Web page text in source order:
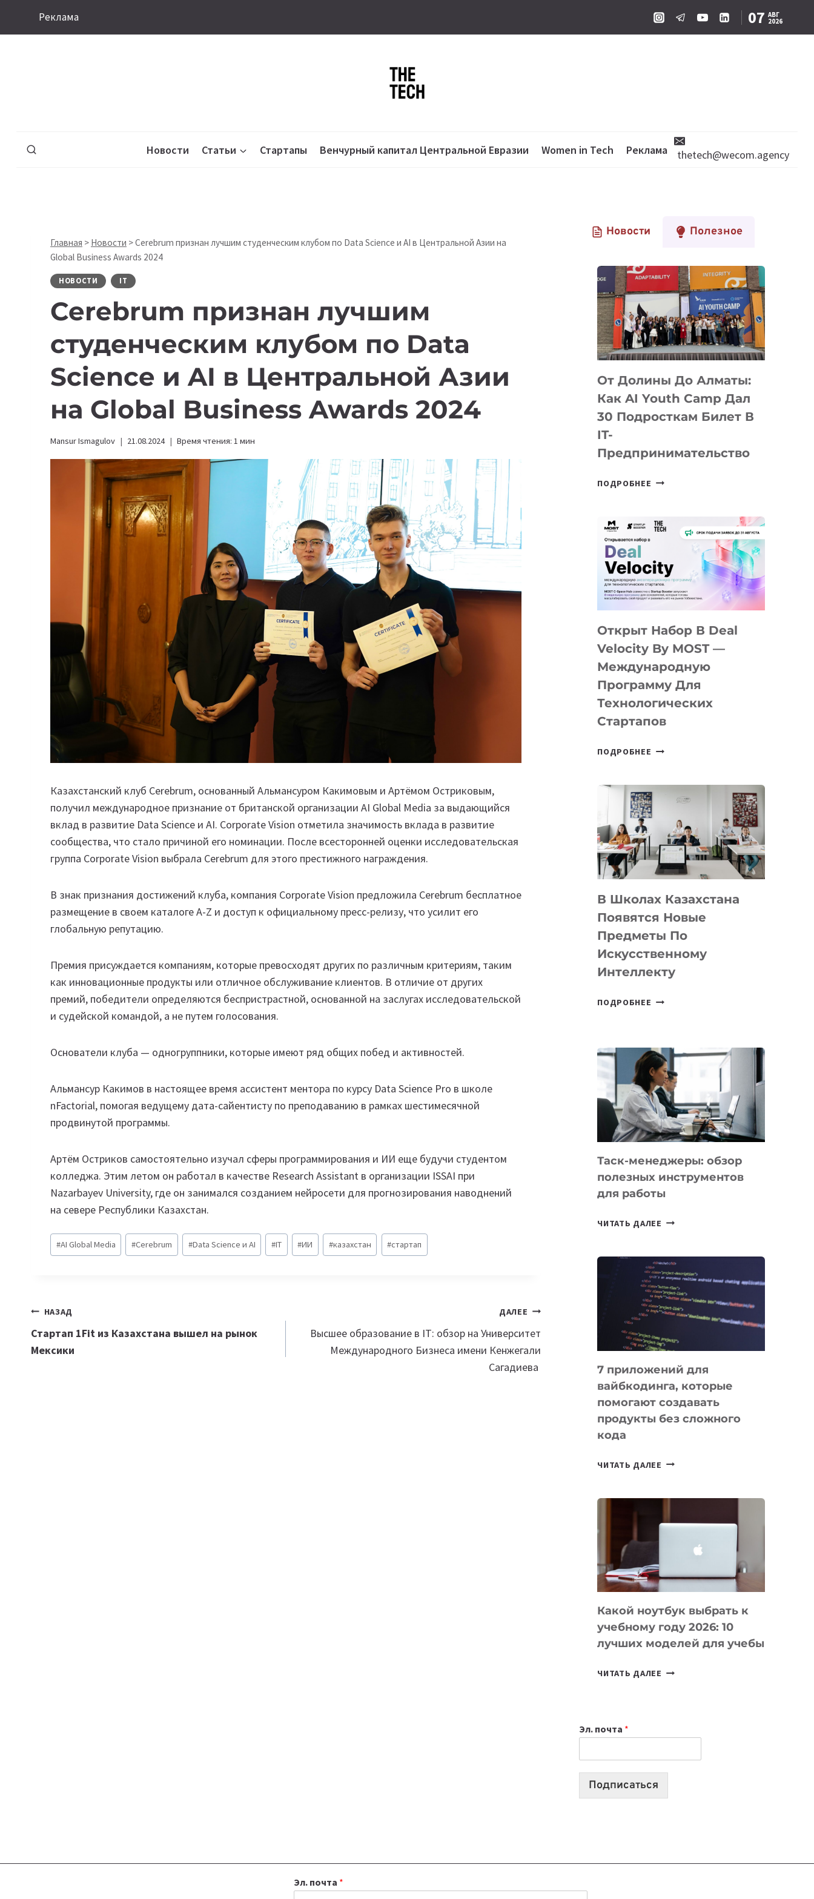
Реклама 07 АВГ
2026
Новости Статьи Стартапы Венчурный капитал Центральной Евразии Women in Tech Реклама thetech@wecom.agency
Главная > Новости >Cerebrum признан лучшим студенческим клубом по Data Science и AI в Центральной Азии на
Global Business Awards 2024
НОВОСТИ IT
Cerebrum признан лучшим
студенческим клубом по Data
Science и AI в Центральной Азии
на Global Business Awards 2024
Mansur Ismagulov 21.08.2024 Время чтения: 1 мин
Казахстанский клуб Cerebrum, основанный Альмансуром Какимовым и Артёмом Остриковым,
получил международное признание от британской организации AI Global Media за выдающийся
вклад в развитие Data Science и AI. Corporate Vision отметила значимость вклада в развитие
сообщества, что стало причиной его номинации. После всесторонней оценки исследовательская
группа Corporate Vision выбрала Cerebrum для этого престижного награждения.
В знак признания достижений клуба, компания Corporate Vision предложила Cerebrum бесплатное
размещение в своем каталоге A-Z и доступ к официальному пресс-релизу, что усилит его
глобальную репутацию.
Премия присуждается компаниям, которые превосходят других по различным критериям, таким
как инновационные продукты или отличное обслуживание клиентов. В отличие от других
премий, победители определяются беспристрастной, основанной на заслугах исследовательской
и судейской командой, а не путем голосования.
Основатели клуба — одногруппники, которые имеют ряд общих побед и активностей.
Альмансур Какимов в настоящее время ассистент ментора по курсу Data Science Pro в школе
nFactorial, помогая ведущему дата-сайентисту по преподаванию в рамках шестимесячной
продвинутой программы.
Артём Остриков самостоятельно изучал сферы программирования и ИИ еще будучи студентом
колледжа. Этим летом он работал в качестве Research Assistant в организации ISSAI при
Nazarbayev University, где он занимался созданием нейросети для прогнозирования наводнений
на севере Республики Казахстан.
Метки
записи:
#AI Global Media #Cerebrum #Data Science и AI #IT #ИИ #казахстан #стартап
Навигация
по
НАЗАД
Стартап 1Fit из Казахстана вышел на рынок
Мексики
ДАЛЕЕ
Высшее образование в IT: обзор на Университет
Международного Бизнеса имени Кенжегали
Сагадиева
Новости Полезное
От Долины До Алматы:
Как AI Youth Camp Дал
30 Подросткам Билет В
IT-
Предпринимательство
ПОДРОБНЕЕ ОТ
АЛМАТЫ:
YOUTH
CAMP
ДАЛ
ПОДРОСТКАМ
БИЛЕТ
IT-
ПРЕДПРИНИМАТЕЛЬСТВО
Открыт Набор В Deal
Velocity By MOST —
Международную
Программу Для
Технологических
Стартапов
ПОДРОБНЕЕ ОТКРЫТ
DEAL
VELOCITY
MOST
—
МЕЖДУНАРОДНУЮ
ДЛЯ
ТЕХНОЛОГИЧЕСКИХ
СТАРТАПОВ
В Школах Казахстана
Появятся Новые
Предметы По
Искусственному
Интеллекту
ПОДРОБНЕЕ
НОВЫЕ
ПРЕДМЕТЫ
ПО
ИСКУССТВЕННОМУ
ИНТЕЛЛЕКТУ
Таск-менеджеры: обзор
полезных инструментов
для работы
ЧИТАТЬ ДАЛЕЕ ТАСК-
ПОЛЕЗНЫХ
ИНСТРУМЕНТОВ
ДЛЯ
РАБОТЫ
7 приложений для
вайбкодинга, которые
помогают создавать
продукты без сложного
кода
ЧИТАТЬ ДАЛЕЕ
КОТОРЫЕ
СОЗДАВАТЬ
БЕЗ
КОДА
Какой ноутбук выбрать к
учебному году 2026: 10
лучших моделей для учебы
ЧИТАТЬ ДАЛЕЕ КАКОЙ
2026:
10
Эл. почта *
Подписаться
Эл. почта *